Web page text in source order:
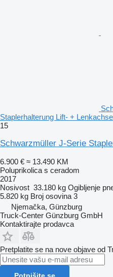
Staplerhalterung Lift- +
15
Schwarzmüller J-Serie
6.900 € ≈ 13.490 KM
Poluprikolica s ceradom
2017
Nosivost 33.180 kg Ogibljenje
5.820 kg Broj osovina 3
Njemačka, Günzburg
Truck-Center Günzburg GmbH
Kontaktirajte prodavca
Pretplatite se na nove objave od